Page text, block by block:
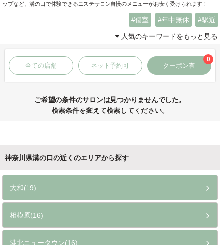
ップなど、溝の口で体験できるエステサロン自慢のメニューがお安く受けられます！
個室 年中無休 駅近
人気のキーワードをもっと見る
全ての店舗 ネット予約可 クーポン有
0
ご希望の条件のサロンは見つかりませんでした。
検索条件を変えて検索してください。
神奈川県溝の口の近くのエリアから探す
大和(19)
相模原(16)
港北ニュータウン(16)